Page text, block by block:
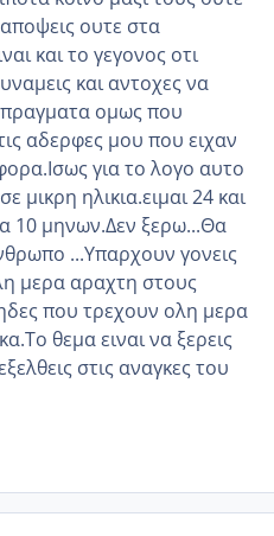
ουτε στα
και το γεγονος οτι
και αντοχες να
ομως που
αδερφες μου που ειχαν
για το λογο αυτο
μικρη ηλικια.ειμαι 24 και
10 μηνων.Δεν ξερω...Θα
...Υπαρχουν γονεις
μερα αραχτη στους
που τρεχουν ολη μερα
θεμα ειναι να ξερεις
στις αναγκες του